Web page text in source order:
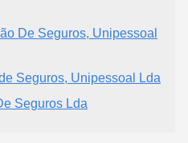
De Seguros, Unipessoal
Seguros, Unipessoal Lda
Seguros Lda